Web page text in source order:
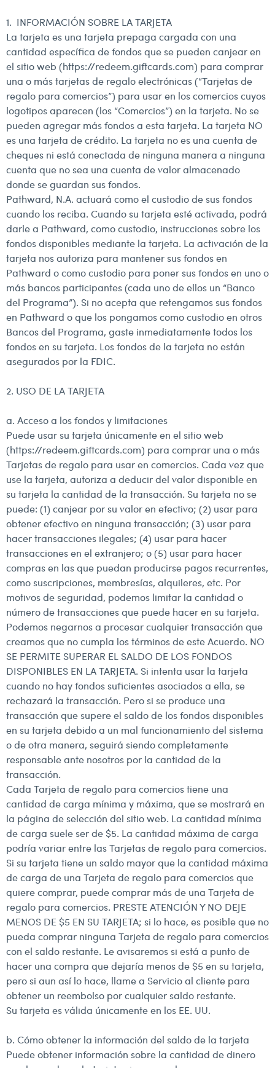
1. INFORMACIÓN SOBRE LA TARJETA
La tarjeta es una tarjeta prepaga cargada con una
cantidad específica de fondos que se pueden canjear en
el sitio web (https://redeem.giftcards.com) para comprar
una o más tarjetas de regalo electrónicas (“Tarjetas de
regalo para comercios”) para usar en los comercios cuyos
logotipos aparecen (los “Comercios”) en la tarjeta. No se
pueden agregar más fondos a esta tarjeta. La tarjeta NO
es una tarjeta de crédito. La tarjeta no es una cuenta de
cheques ni está conectada de ninguna manera a ninguna
cuenta que no sea una cuenta de valor almacenado
donde se guardan sus fondos.
Pathward, N.A. actuará como el custodio de sus fondos
cuando los reciba. Cuando su tarjeta esté activada, podrá
darle a Pathward, como custodio, instrucciones sobre los
fondos disponibles mediante la tarjeta. La activación de la
tarjeta nos autoriza para mantener sus fondos en
Pathward o como custodio para poner sus fondos en uno o
más bancos participantes (cada uno de ellos un “Banco
del Programa”). Si no acepta que retengamos sus fondos
en Pathward o que los pongamos como custodio en otros
Bancos del Programa, gaste inmediatamente todos los
fondos en su tarjeta. Los fondos de la tarjeta no están
asegurados por la FDIC.
2. USO DE LA TARJETA
a. Acceso a los fondos y limitaciones
Puede usar su tarjeta únicamente en el sitio web
(https://redeem.giftcards.com) para comprar una o más
Tarjetas de regalo para usar en comercios. Cada vez que
use la tarjeta, autoriza a deducir del valor disponible en
su tarjeta la cantidad de la transacción. Su tarjeta no se
puede: (1) canjear por su valor en efectivo; (2) usar para
obtener efectivo en ninguna transacción; (3) usar para
hacer transacciones ilegales; (4) usar para hacer
transacciones en el extranjero; o (5) usar para hacer
compras en las que puedan producirse pagos recurrentes,
como suscripciones, membresías, alquileres, etc. Por
motivos de seguridad, podemos limitar la cantidad o
número de transacciones que puede hacer en su tarjeta.
Podemos negarnos a procesar cualquier transacción que
creamos que no cumpla los términos de este Acuerdo. NO
SE PERMITE SUPERAR EL SALDO DE LOS FONDOS
DISPONIBLES EN LA TARJETA. Si intenta usar la tarjeta
cuando no hay fondos suficientes asociados a ella, se
rechazará la transacción. Pero si se produce una
transacción que supere el saldo de los fondos disponibles
en su tarjeta debido a un mal funcionamiento del sistema
o de otra manera, seguirá siendo completamente
responsable ante nosotros por la cantidad de la
transacción.
Cada Tarjeta de regalo para comercios tiene una
cantidad de carga mínima y máxima, que se mostrará en
la página de selección del sitio web. La cantidad mínima
de carga suele ser de $5. La cantidad máxima de carga
podría variar entre las Tarjetas de regalo para comercios.
Si su tarjeta tiene un saldo mayor que la cantidad máxima
de carga de una Tarjeta de regalo para comercios que
quiere comprar, puede comprar más de una Tarjeta de
regalo para comercios. PRESTE ATENCIÓN Y NO DEJE
MENOS DE $5 EN SU TARJETA; si lo hace, es posible que no
pueda comprar ninguna Tarjeta de regalo para comercios
con el saldo restante. Le avisaremos si está a punto de
hacer una compra que dejaría menos de $5 en su tarjeta,
pero si aun así lo hace, llame a Servicio al cliente para
obtener un reembolso por cualquier saldo restante.
Su tarjeta es válida únicamente en los EE. UU.
b. Cómo obtener la información del saldo de la tarjeta
Puede obtener información sobre la cantidad de dinero